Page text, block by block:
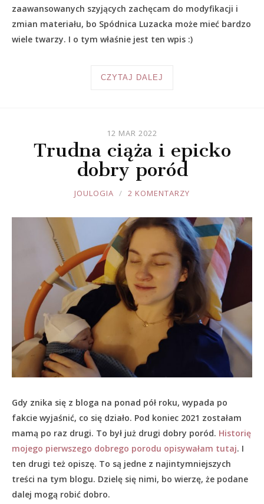
zaawansowanych szyjących zachęcam do modyfikacji i
zmian materiału, bo Spódnica Luzacka może mieć bardzo
wiele twarzy. I o tym właśnie jest ten wpis :)
CZYTAJ DALEJ
12 MAR 2022
Trudna ciąża i epicko
dobry poród
JOULE
JOULOGIA 2 KOMENTARZY
Gdy znika się z bloga na ponad pół roku, wypada po
fakcie wyjaśnić, co się działo. Pod koniec 2021 zostałam
mamą po raz drugi. To był już drugi dobry poród. Historię
mojego pierwszego dobrego porodu opisywałam tutaj. I
ten drugi też opiszę. To są jedne z najintymniejszych
treści na tym blogu. Dzielę się nimi, bo wierzę, że podane
dalej mogą robić dobro.